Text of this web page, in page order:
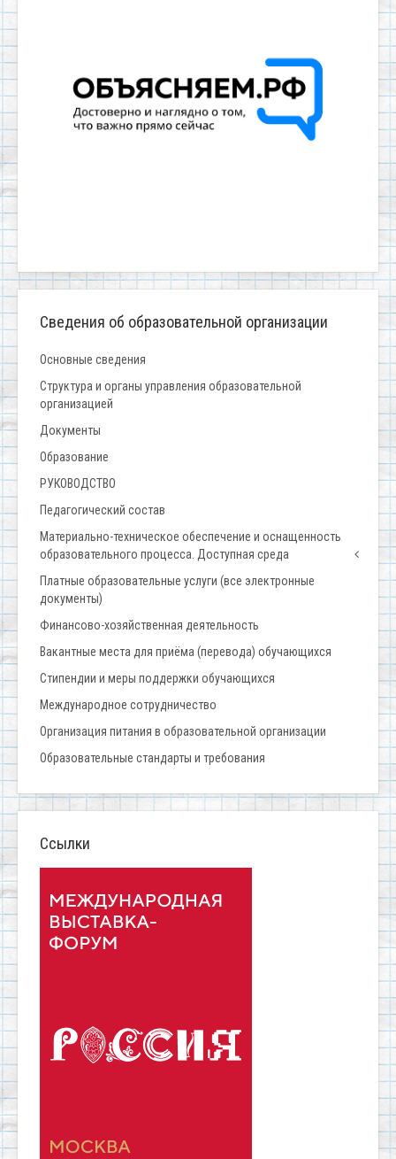
Сведения об образовательной организации
Основные сведения
Структура и органы управления образовательной
организацией
Документы
Образование
РУКОВОДСТВО
Педагогический состав
Материально-техническое обеспечение и оснащенность
образовательного процесса. Доступная среда
Платные образовательные услуги (все электронные
документы)
Финансово-хозяйственная деятельность
Вакантные места для приёма (перевода) обучающихся
Стипендии и меры поддержки обучающихся
Международное сотрудничество
Организация питания в образовательной организации
Образовательные стандарты и требования
Ссылки